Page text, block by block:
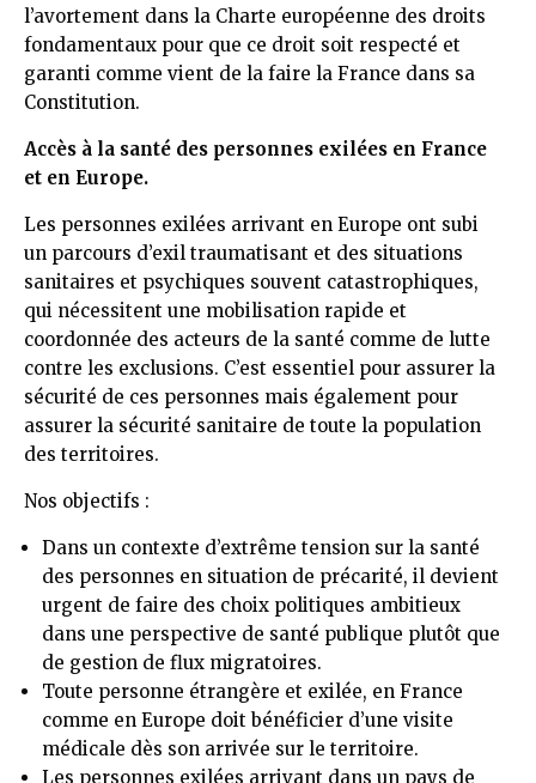
l’avortement dans la Charte européenne des droits
fondamentaux pour que ce droit soit respecté et
garanti comme vient de la faire la France dans sa
Constitution.
Accès à la santé des personnes exilées en France
et en Europe.
Les personnes exilées arrivant en Europe ont subi
un parcours d’exil traumatisant et des situations
sanitaires et psychiques souvent catastrophiques,
qui nécessitent une mobilisation rapide et
coordonnée des acteurs de la santé comme de lutte
contre les exclusions. C’est essentiel pour assurer la
sécurité de ces personnes mais également pour
assurer la sécurité sanitaire de toute la population
des territoires.
Nos objectifs :
Dans un contexte d’extrême tension sur la santé
des personnes en situation de précarité, il devient
urgent de faire des choix politiques ambitieux
dans une perspective de santé publique plutôt que
de gestion de flux migratoires.
Toute personne étrangère et exilée, en France
comme en Europe doit bénéficier d’une visite
médicale dès son arrivée sur le territoire.
Les personnes exilées arrivant dans un pays de